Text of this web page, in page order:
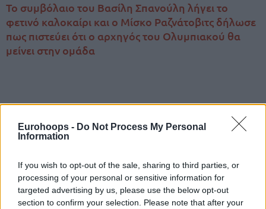
Eurohoops - Do Not Process My Personal
Information
If you wish to opt-out of the sale, sharing to third parties, or
processing of your personal or sensitive information for
targeted advertising by us, please use the below opt-out
section to confirm your selection. Please note that after your
Το συμβόλαιο του Βασίλη Σπανούλη λήγει το
φετινό καλοκαίρι και ο Μίσκο Ραζνάτοβιτς δήλωσε
πως πιστεύει ότι ο αρχηγός του Ολυμπιακού θα
μείνει στην ομάδα